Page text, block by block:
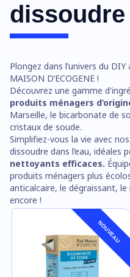
dissoudre
Plongez dans l’univers du
MAISON D’ECOGENE !
Découvrez une gamme
produits ménagers
Marseille, le bicarbonate de
cristaux de soude.
Simplifiez-vous la vie avec
dissoudre dans l’eau,
nettoyants efficaces.
produits ménagers plus
anticalcaire, le dégraissant,
encore !
NOUVEAU